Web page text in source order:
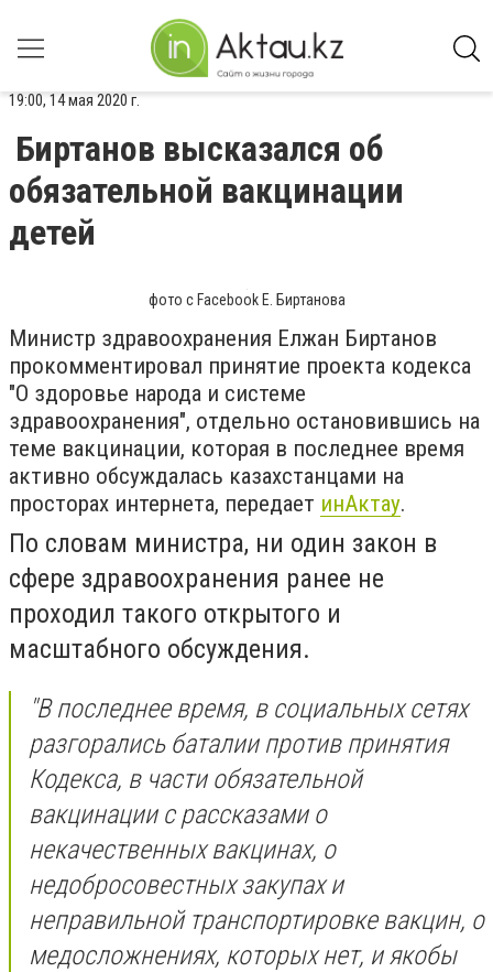
19:00, 14 мая 2020 г.
Биртанов высказался об
обязательной вакцинации
детей
фото с Facebook Е. Биртанова
Министр здравоохранения Елжан Биртанов
прокомментировал принятие проекта кодекса
"О здоровье народа и системе
здравоохранения", отдельно остановившись на
теме вакцинации, которая в последнее время
активно обсуждалась казахстанцами на
просторах интернета, передает инАктау.
По словам министра, ни один закон в
сфере здравоохранения ранее не
проходил такого открытого и
масштабного обсуждения.
"В последнее время, в социальных сетях
разгорались баталии против принятия
Кодекса, в части обязательной
вакцинации с рассказами о
некачественных вакцинах, о
недобросовестных закупах и
неправильной транспортировке вакцин, о
медосложнениях, которых нет, и якобы